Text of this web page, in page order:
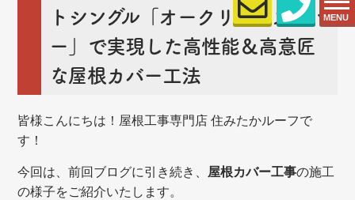
MENU
トシングル「オークリッジスーパ
ー」で実現した高性能＆高意匠
な屋根カバー工法
皆様こんにちは！屋根工事専門店 住みたかルーフで
す！
今回は、前回ブログに引き続き、 屋根カバー工事の施工
の様子をご紹介いたします。